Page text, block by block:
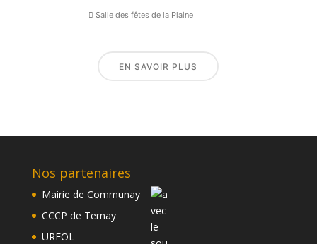
Salle des fêtes de la Plaine
EN SAVOIR PLUS
Nos partenaires
Mairie de Communay
CCCP de Ternay
URFOL